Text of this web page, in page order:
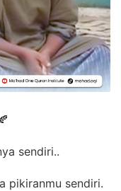
🍂
sendiri..
pikiranmu sendiri.